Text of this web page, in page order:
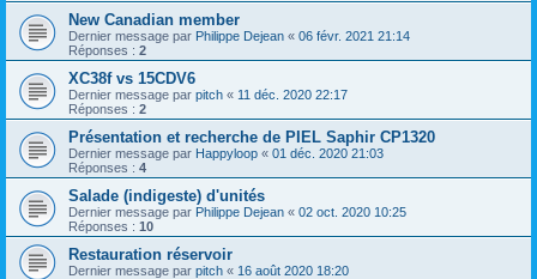
New Canadian member
Dernier message par Philippe Dejean « 06 févr. 2021 21:14
Réponses : 2
XC38f vs 15CDV6
Dernier message par pitch « 11 déc. 2020 22:17
Réponses : 2
Présentation et recherche de PIEL Saphir CP1320
Dernier message par Happyloop « 01 déc. 2020 21:03
Réponses : 4
Salade (indigeste) d'unités
Dernier message par Philippe Dejean « 02 oct. 2020 10:25
Réponses : 10
Restauration réservoir
Dernier message par pitch « 16 août 2020 18:20